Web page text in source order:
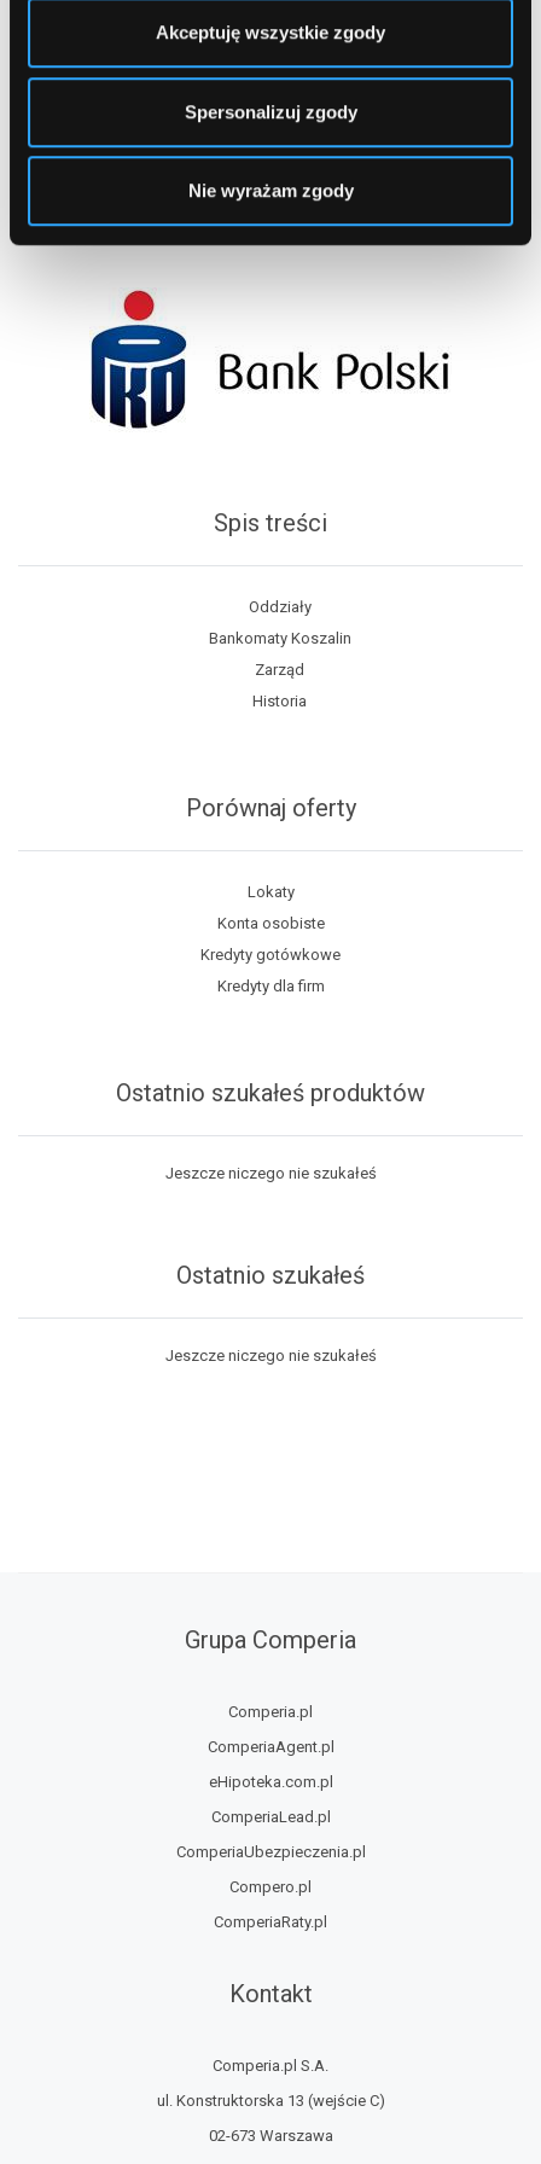
Akceptuję wszystkie zgody
Spersonalizuj zgody
Nie wyrażam zgody
Spis treści
Oddziały
Bankomaty Koszalin
Zarząd
Historia
Porównaj oferty
Lokaty
Konta osobiste
Kredyty gotówkowe
Kredyty dla firm
Ostatnio szukałeś produktów
Jeszcze niczego nie szukałeś
Ostatnio szukałeś
Jeszcze niczego nie szukałeś
Grupa Comperia
Comperia.pl
ComperiaAgent.pl
eHipoteka.com.pl
ComperiaLead.pl
ComperiaUbezpieczenia.pl
Compero.pl
ComperiaRaty.pl
Kontakt
Comperia.pl S.A.
ul. Konstruktorska 13 (wejście C)
02-673 Warszawa